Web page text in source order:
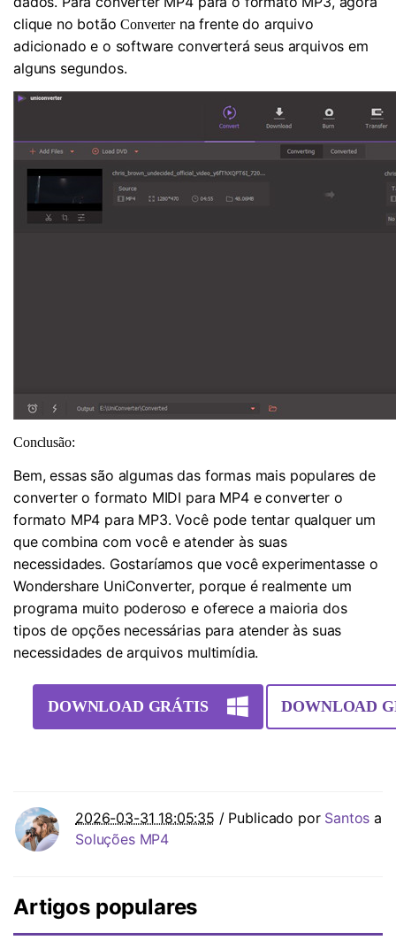
clique no botãoConverterna frente do arquivo
adicionado e o software converterá seus arquivos em
alguns segundos.
Conclusão:
Bem, essas são algumas das formas mais populares de
converter o formato MIDI para MP4 e converter o
formato MP4 para MP3. Você pode tentar qualquer um
que combina com você e atender às suas
necessidades. Gostaríamos que você experimentasse o
Wondershare UniConverter, porque é realmente um
programa muito poderoso e oferece a maioria dos
tipos de opções necessárias para atender às suas
necessidades de arquivos multimídia.
DOWNLOAD GRÁTIS DOWNLOAD
2026-03-31 18:05:35 / Publicado por Santos a
Soluções MP4
Artigos populares